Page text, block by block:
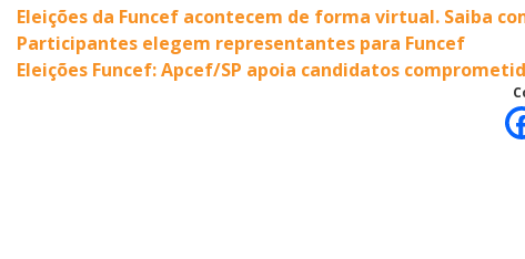
Eleições da Funcef acontecem de forma virtual. Saiba
Participantes elegem representantes para Funcef
Eleições Funcef: Apcef/SP apoia candidatos